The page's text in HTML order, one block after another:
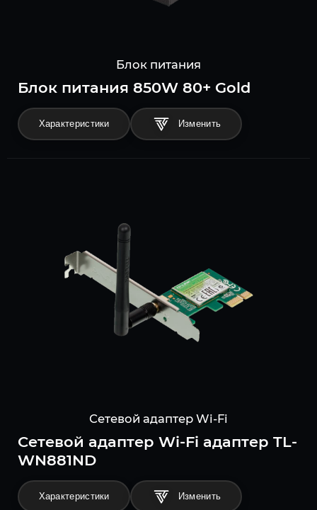
Блок питания
Блок питания 850W 80+ Gold
Характеристики
Сетевой адаптер Wi-Fi
Сетевой адаптер Wi-Fi адаптер TL-
WN881ND
Характеристики